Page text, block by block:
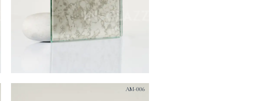
AM-006